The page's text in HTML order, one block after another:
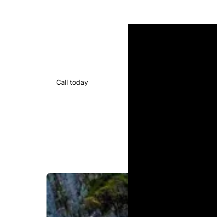
Call today